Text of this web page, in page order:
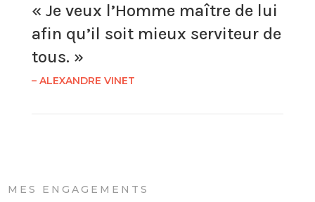
« Je veux l’Homme maître de lui
afin qu’il soit mieux serviteur de
tous. »
– ALEXANDRE VINET
MES ENGAGEMENTS